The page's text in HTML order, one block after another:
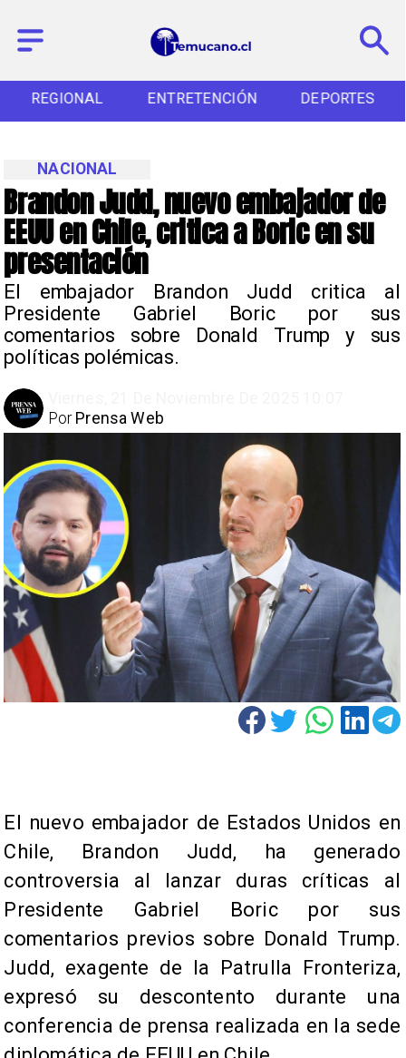
REGIONAL ENTRETENCIÓN DEPORTES
Brandon Judd, nuevo embajador de
EEUU en Chile, critica a Boric en su
presentación
El embajador Brandon Judd critica al
Presidente Gabriel Boric por sus
comentarios sobre Donald Trump y sus
políticas polémicas.
NACIONAL
Prensa Web
Por
El nuevo embajador de Estados Unidos en
Chile, Brandon Judd, ha generado
controversia al lanzar duras críticas al
Presidente Gabriel Boric por sus
comentarios previos sobre Donald Trump.
Judd, exagente de la Patrulla Fronteriza,
expresó su descontento durante una
conferencia de prensa realizada en la sede